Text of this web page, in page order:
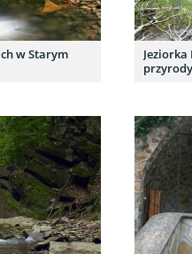
w Starym
Jeziorka